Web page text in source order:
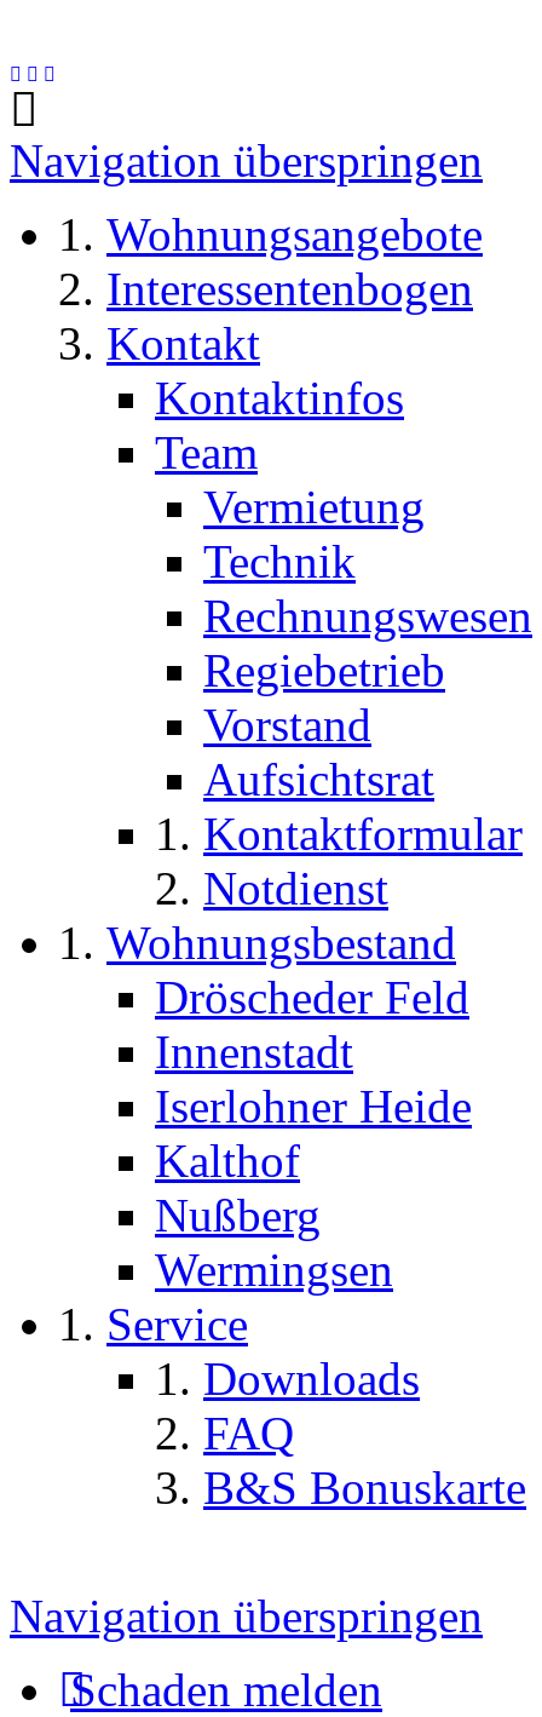
Navigation überspringen
Wohnungsangebote
Interessentenbogen
Kontakt
Kontaktinfos
Team
Vermietung
Technik
Rechnungswesen
Regiebetrieb
Vorstand
Aufsichtsrat
Kontaktformular
Notdienst
Wohnungsbestand
Dröscheder Feld
Innenstadt
Iserlohner Heide
Kalthof
Nußberg
Wermingsen
Service
Downloads
FAQ
B&S Bonuskarte
Navigation überspringen
Schaden melden